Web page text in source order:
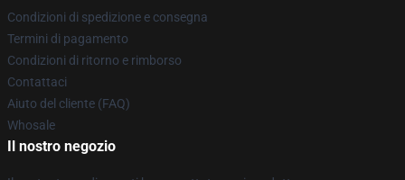
Condizioni di spedizione e consegna
Termini di pagamento
Condizioni di ritorno e rimborso
Contattaci
Aiuto del cliente (FAQ)
Whosale
Il nostro negozio